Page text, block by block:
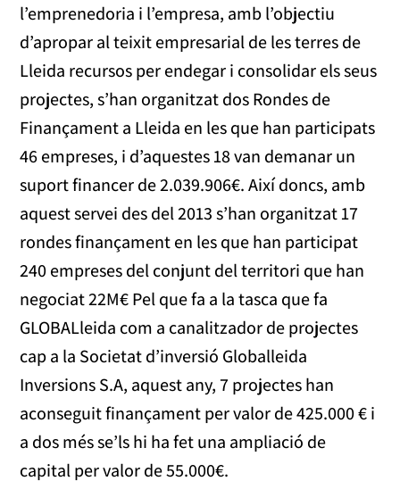
l’emprenedoria i l’empresa, amb l’objectiu
d’apropar al teixit empresarial de les terres de
Lleida recursos per endegar i consolidar els seus
projectes, s’han organitzat dos Rondes de
Finançament a Lleida en les que han participats
46 empreses, i d’aquestes 18 van demanar un
suport financer de 2.039.906€. Així doncs, amb
aquest servei des del 2013 s’han organitzat 17
rondes finançament en les que han participat
240 empreses del conjunt del territori que han
negociat 22M€ Pel que fa a la tasca que fa
GLOBALleida com a canalitzador de projectes
cap a la Societat d’inversió Globalleida
Inversions S.A, aquest any, 7 projectes han
aconseguit finançament per valor de 425.000 € i
a dos més se’ls hi ha fet una ampliació de
capital per valor de 55.000€.